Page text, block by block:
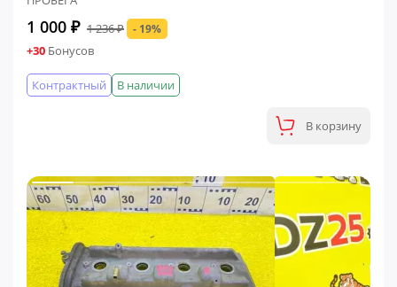
1 000 ₽ 1 236 ₽ - 19%
+30 Бонусов
В наличии
Контрактный
В корзину